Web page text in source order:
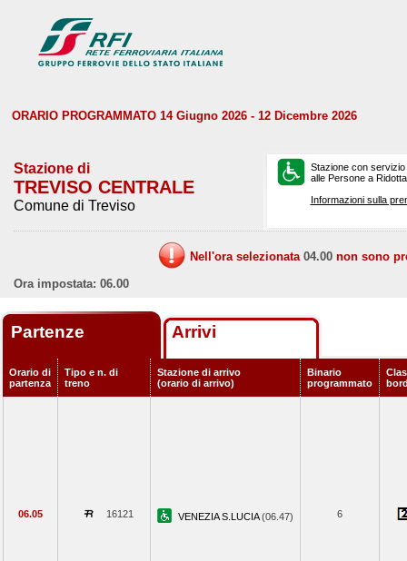
ORARIO PROGRAMMATO 14 Giugno 2026 - 12 Dicembre 2026
Stazione di
TREVISO CENTRALE
Comune di Treviso
Stazione con
alle Persone a
Informazioni sulla
Nell'ora selezionata 04.00 non sono
Ora impostata: 06.00
Partenze Arrivi
Orario di
partenza
Tipo e n. di
treno
Stazione di arrivo
(orario di arrivo)
Binario
programmato
06.05 16121 VENEZIA S.LUCIA(06.47) 6